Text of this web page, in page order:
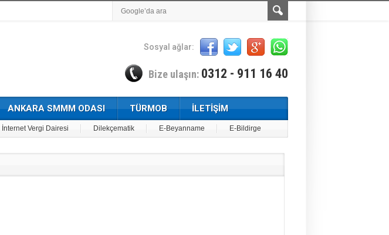
Sosyal ağlar:
Bize ulaşın: 0312 - 911 16 40
ANKARA SMMM ODASI TÜRMOB İLETİŞİM
İnternet Vergi Dairesi Dilekçematik E-Beyanname E-Bildirge